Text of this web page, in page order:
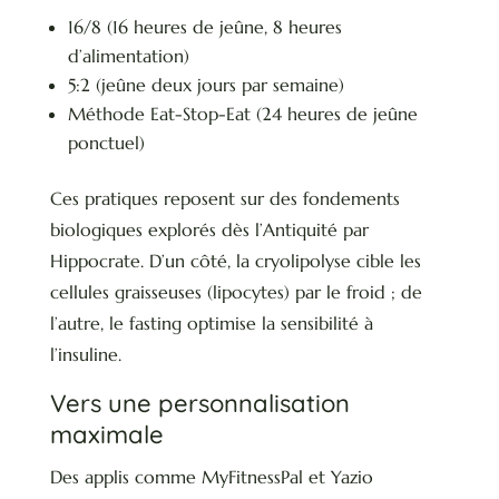
16/8 (16 heures de jeûne, 8 heures
d’alimentation)
5:2 (jeûne deux jours par semaine)
Méthode Eat-Stop-Eat (24 heures de jeûne
ponctuel)
Ces pratiques reposent sur des fondements
biologiques explorés dès l’Antiquité par
Hippocrate. D’un côté, la cryolipolyse cible les
cellules graisseuses (lipocytes) par le froid ; de
l’autre, le fasting optimise la sensibilité à
l’insuline.
Vers une personnalisation
maximale
Des applis comme MyFitnessPal et Yazio